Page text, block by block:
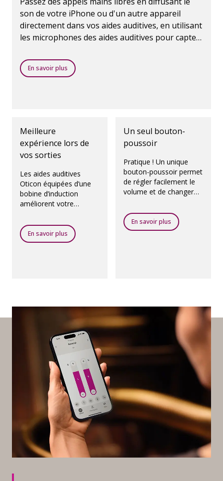
son de votre iPhone ou d'un autre appareil
directement dans vos aides auditives, en utilisant
les microphones des aides auditives pour capter
En savoir plus
Meilleure
expérience lors de
vos sorties
Les aides auditives
Oticon équipées d’une
bobine d’induction
améliorent votre
auditoriums, les lieux de
culte, les théâtres, les
aéroports ou tout autre
En savoir plus
Un seul bouton-
poussoir
Pratique ! Un unique
bouton-poussoir permet
de régler facilement le
volume et de changer
En savoir plus